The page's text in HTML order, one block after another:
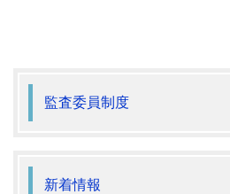
監査委員制度
新着情報